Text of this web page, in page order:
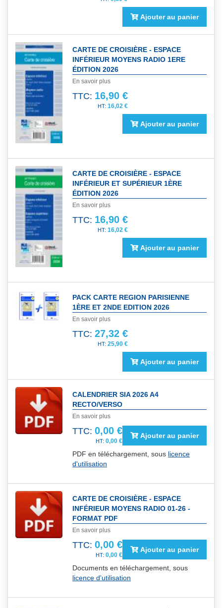
Ajouter au panier
CARTE DE CROISIÈRE - ESPACE
INFÉRIEUR MOYENS RADIO 1ERE
ÉDITION 2026
En savoir plus
TTC: 16,90 €
16,02 €
Ajouter au panier
CARTE DE CROISIÈRE - ESPACE
INFÉRIEUR ET SUPÉRIEUR 1ÈRE
ÉDITION 2026
En savoir plus
TTC: 16,90 €
16,02 €
Ajouter au panier
PACK CARTE REGION PARISIENNE
1ÈRE ET 2NDE EDITION 2026
En savoir plus
TTC: 27,32 €
25,90 €
Ajouter au panier
CALENDRIER SIA 2026 A4
RECTO/VERSO
En savoir plus
TTC: 0,00 €
0,00 €
Ajouter au panier
PDF en téléchargement, sous licence
d'utilisation
CARTE DE CROISIÈRE - ESPACE
INFÉRIEUR MOYENS RADIO 01-26 -
FORMAT PDF
En savoir plus
TTC: 0,00 €
0,00 €
Ajouter au panier
Documents en téléchargement, sous
licence d'utilisation